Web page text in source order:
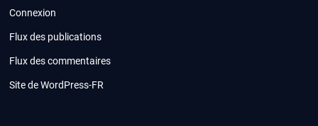
Connexion
Flux des publications
Flux des commentaires
Site de WordPress-FR